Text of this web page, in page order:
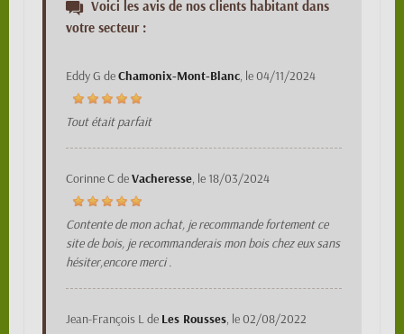
Voici les avis de nos clients habitant dans
votre secteur :
Eddy G deChamonix-Mont-Blanc, le04/11/2024
Tout était parfait
Corinne CdeVacheresse, le 18/03/2024
Contente de mon achat, je recommande fortement ce
site de bois, je recommanderais mon bois chez eux sans
hésiter,encore merci .
Jean-François Lde Les Rousses, le02/08/2022